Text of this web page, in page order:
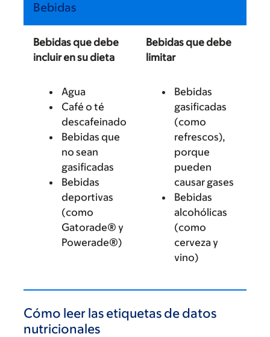
Bebidas
Bebidas que debe
incluir en su dieta
Agua
Café o té
descafeinado
Bebidas que
no sean
gasificadas
Bebidas
deportivas
(como
Gatorade® y
Powerade®)
Bebidas que debe
limitar
Bebidas
gasificadas
(como
refrescos),
porque
pueden
causar gases
Bebidas
alcohólicas
(como
cerveza y
vino)
Cómo leer las etiquetas de datos
nutricionales